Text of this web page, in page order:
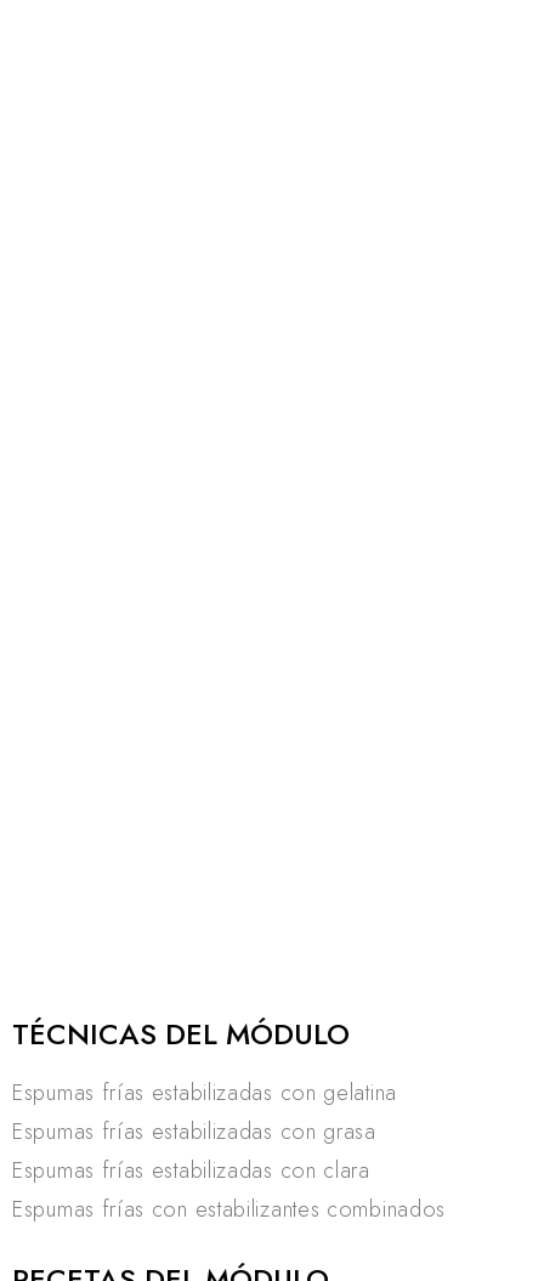
TÉCNICAS DEL MÓDULO
Espumas frías estabilizadas con gelatina
Espumas frías estabilizadas con grasa
Espumas frías estabilizadas con clara
Espumas frías con estabilizantes combinados